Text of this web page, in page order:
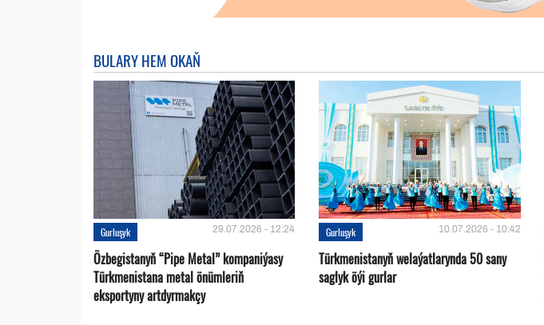
BULARY HEM OKAŇ
Gurluşyk 29.07.2026 - 12:24
Özbegistanyň “Pipe Metal” kompaniýasy
Türkmenistana metal önümleriň
eksportyny artdyrmakçy
Gurluşyk 10.07.2026 - 10:42
Türkmenistanyň welaýatlarynda 50 sany
saglyk öýi gurlar